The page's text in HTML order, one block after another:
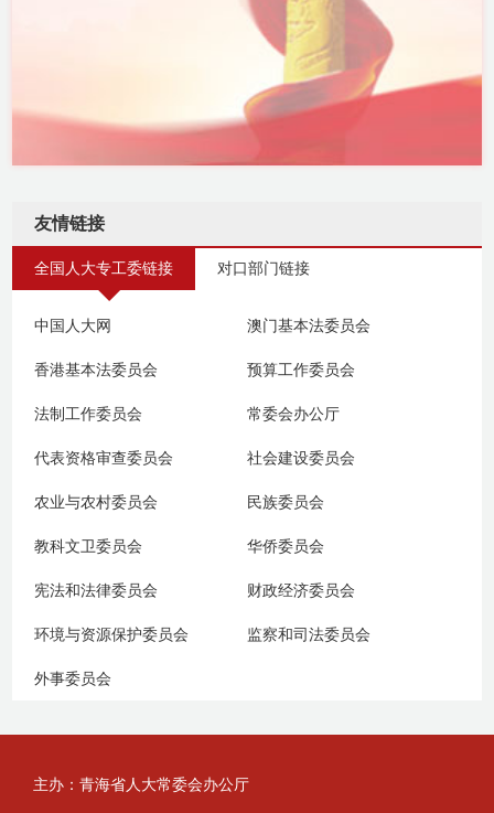
友情链接
全国人大专工委链接 对口部门链接
中国人大网 澳门基本法委员会
香港基本法委员会 预算工作委员会
法制工作委员会 常委会办公厅
代表资格审查委员会 社会建设委员会
农业与农村委员会 民族委员会
教科文卫委员会 华侨委员会
宪法和法律委员会 财政经济委员会
环境与资源保护委员会 监察和司法委员会
外事委员会
主办：青海省人大常委会办公厅